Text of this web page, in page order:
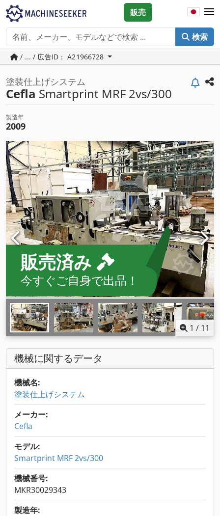
検索
販売
/ ... / 広告ID： A21966728
塗装仕上げシステム
Cefla Smartprint MRF 2vs/300
製造年
2009
販売済み
今すぐご自身で出品！
1 / 11
機械に関するデータ
機械名:
塗装仕上げシステム
メーカー:
Cefla
モデル:
Smartprint MRF 2vs/300
機械番号:
MKR30029343
製造年: